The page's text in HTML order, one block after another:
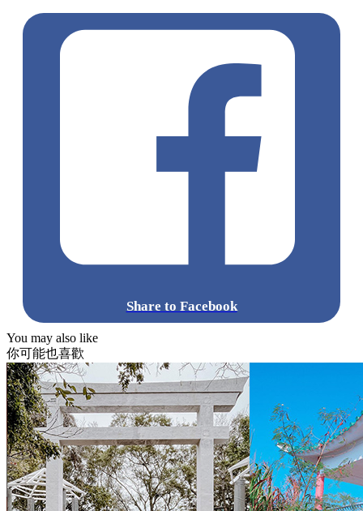
Share to Facebook
You may also like
你可能也喜歡